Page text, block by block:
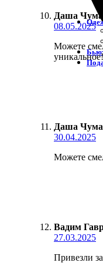
Даша
08.05.2025
Можете
уникальное!
Даша
30.04.2025
Можете
Вадим
27.03.2025
Привезли